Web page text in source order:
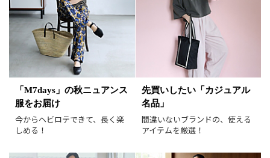
価格 円～ 円
表示オプション
すべて
新着
再入荷
ラスト1
「M7days」の秋ニュアンス
服をお届け
今からヘビロテできて、長く楽
しめる！
先買いしたい「カジュアル
名品」
間違いないブランドの、使える
アイテムを厳選！